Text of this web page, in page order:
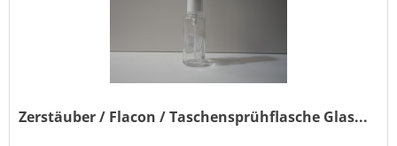
Zerstäuber / Flacon / Taschensprühflasche Glas...